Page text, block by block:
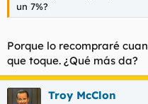
un 7%?
Porque lo recompraré
que toque. ¿Qué más da?
Troy McClon